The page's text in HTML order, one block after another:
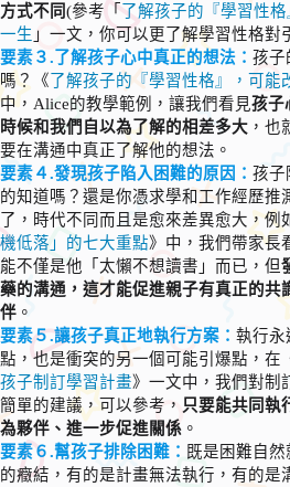
方式不同(參考「 了解孩子的『學習性
一生 」一文，你可以更了解學習性格對
要素３.了解孩子心中真正的想法： 孩子
嗎？《了解孩子的『學習性格』，可能
中，Alice的教學範例，讓我們看見孩子
時候和我們自以為了解的相差多大 ，也
要在溝通中真正了解他的想法。
要素４.發現孩子陷入困難的原因： 孩子
的知道嗎？還是你憑求學和工作經歷推
了，時代不同而且是愈來差異愈大，例
機低落」的七大重點》中，我們帶家長
能不僅是他「太懶不想讀書」而已，但
藥的溝通，這才能促進親子有真正的共
伴 。
要素５.讓孩子真正地執行方案： 執行永
點，也是衝突的另一個可能引爆點，在
孩子制訂學習計畫》一文中，我們對制
簡單的建議，可以參考， 只要能共同執
為夥伴、進一步促進關係 。
要素６.幫孩子排除困難： 既是困難自
的癥結，有的是計畫無法執行，有的是